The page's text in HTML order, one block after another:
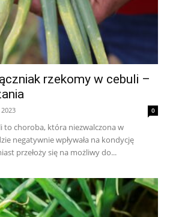
rzekomy w cebuli –
0
to choroba, która niezwalczona w
negatywnie wpływała na kondycję
przełoży się na możliwy do...